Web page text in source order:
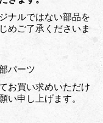
ナルではない部品を
めご了承くださいま
パーツ
お買い求めいただけ
い申し上げます。